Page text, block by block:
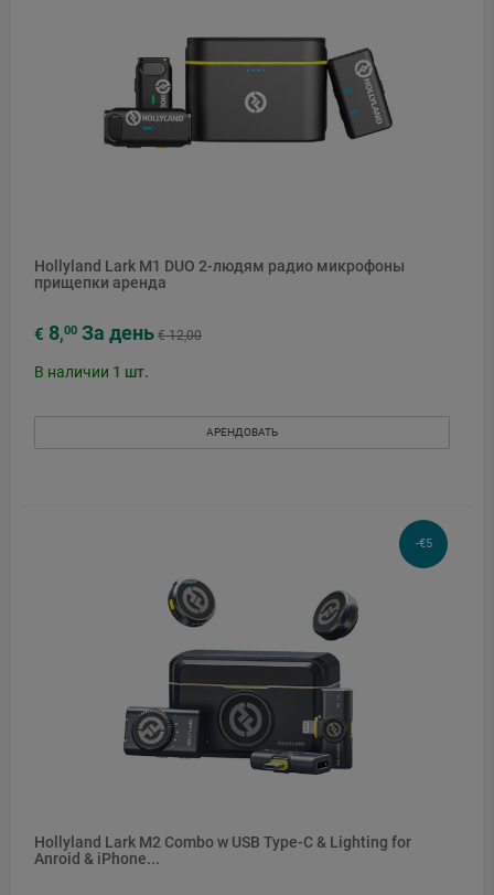
Hollyland Lark M1 DUO 2-людям радио микрофоны
прищепки аренда
€ 8,00 За день € 12,00
В наличии 1 шт.
АРЕНДОВАТЬ
-€5
Hollyland Lark M2 Combo w USB Type-C & Lighting for
Anroid & iPhone...